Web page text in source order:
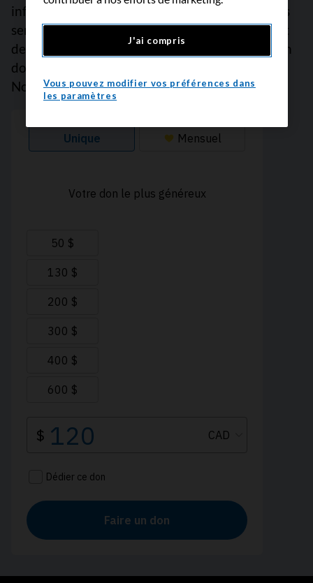
informations fiables sur le cancer et finance des
services de soutien empreints de compassion et
des projets de recherche prometteurs. Faites un
don dès maintenant, car chaque dollar compte.
Nous vous remercions.
J'ai compris
Vous pouvez modifier vos préférences dans
les paramètres